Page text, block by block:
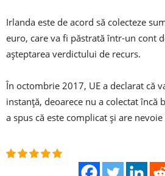
Irlanda este de acord să colecteze
euro, care va fi păstrată într-un cont
așteptarea verdictului de recurs.
În octombrie 2017, UE a declarat că
instanță, deoarece nu a colectat încă
a spus că este complicat și are